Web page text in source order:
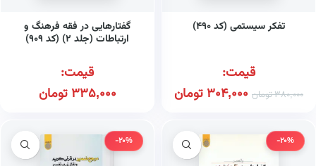
تفکر سیستمی (کد ۴۹۰)
قیمت:
380,000تومان 304,000تومان
گفتارهایی در فقه فرهنگ و
ارتباطات (جلد ۲) (کد ۹۰۹)
قیمت:
335,000تومان
-20%
-20%